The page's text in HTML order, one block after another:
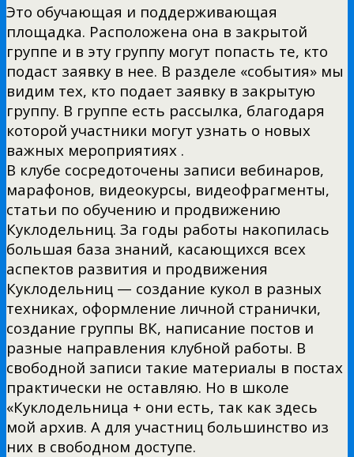
Это обучающая и поддерживающая
площадка. Расположена она в закрытой
группе и в эту группу могут попасть те, кто
подаст заявку в нее. В разделе «события» мы
видим тех, кто подает заявку в закрытую
группу. В группе есть рассылка, благодаря
которой участники могут узнать о новых
важных мероприятиях .
В клубе сосредоточены записи вебинаров,
марафонов, видеокурсы, видеофрагменты,
статьи по обучению и продвижению
Куклодельниц. За годы работы накопилась
большая база знаний, касающихся всех
аспектов развития и продвижения
Куклодельниц — создание кукол в разных
техниках, оформление личной странички,
создание группы ВК, написание постов и
разные направления клубной работы. В
свободной записи такие материалы в постах
практически не оставляю. Но в школе
«Куклодельница + они есть, так как здесь
мой архив. А для участниц большинство из
них в свободном доступе.